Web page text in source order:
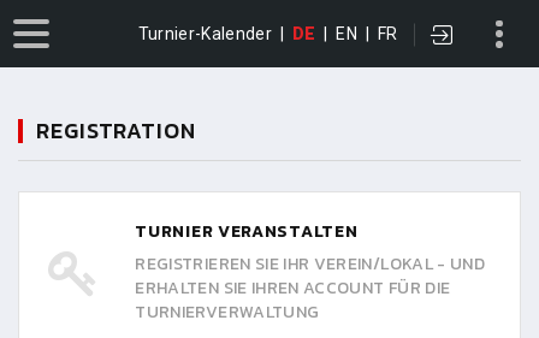
Turnier-Kalender DE EN FR
REGISTRATION
TURNIER VERANSTALTEN
REGISTRIEREN SIE IHR VEREIN/LOKAL - UND
ERHALTEN SIE IHREN ACCOUNT FÜR DIE
TURNIERVERWALTUNG